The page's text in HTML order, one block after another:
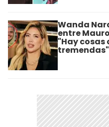
Wanda
entre
"Hay cosas
tremendas"